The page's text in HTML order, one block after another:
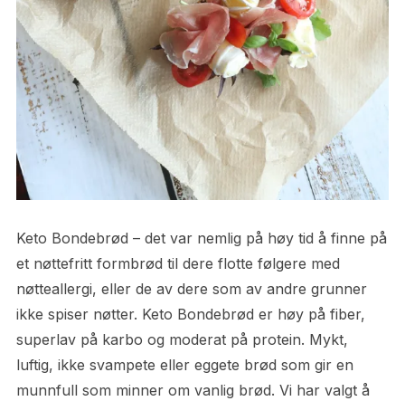
Keto Bondebrød – det var nemlig på høy tid å finne på
et nøttefritt formbrød til dere flotte følgere med
nøtteallergi, eller de av dere som av andre grunner
ikke spiser nøtter. Keto Bondebrød er høy på fiber,
superlav på karbo og moderat på protein. Mykt,
luftig, ikke svampete eller eggete brød som gir en
munnfull som minner om vanlig brød. Vi har valgt å